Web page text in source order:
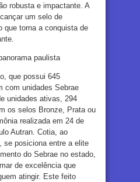
robusta e impactante. A
um selo de
que torna a conquista de
paulista
que possui 645
com unidades Sebrae
unidades ativas, 294
os selos Bronze, Prata ou
realizada em 24 de
Autran. Cotia, ao
se posiciona entre a elite
do Sebrae no estado,
de excelência que
atingir. Este feito